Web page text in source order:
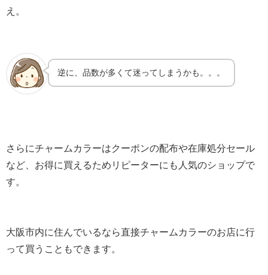
え。
逆に、品数が多くて迷ってしまうかも。。。
さらにチャームカラーはクーポンの配布や在庫処分セール
など、お得に買えるためリピーターにも人気のショップで
す。
大阪市内に住んでいるなら直接チャームカラーのお店に行
って買うこともできます。